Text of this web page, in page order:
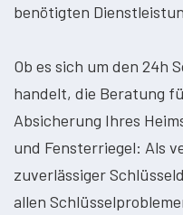
benötigten
Ob es sich um den 24h
handelt, die Beratung
Absicherung Ihres
und Fensterriegel: Als
zuverlässiger
allen